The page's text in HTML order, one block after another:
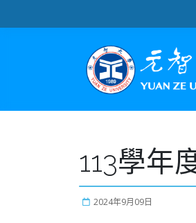
113學年
2024年9月09日